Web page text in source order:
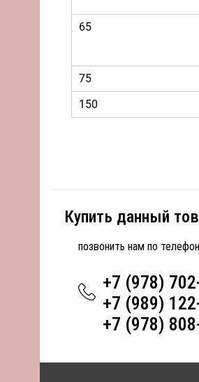
65
75
150
Купить данный
позвонить нам по
+7 (978)
+7 (989)
+7 (978)